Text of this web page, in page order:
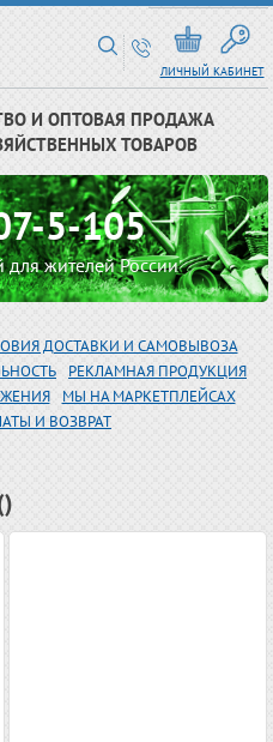
ЛИЧНЫЙ КАБИНЕТ
И ОПТОВАЯ ПРОДАЖА
ТОВАРОВ
5-105
жителей России
ДОСТАВКИ И САМОВЫВОЗА
РЕКЛАМНАЯ ПРОДУКЦИЯ
МЫ НА МАРКЕТПЛЕЙСАХ
И ВОЗВРАТ